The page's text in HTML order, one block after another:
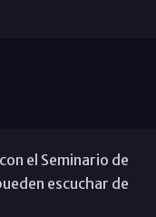
el Seminario de
escuchar de